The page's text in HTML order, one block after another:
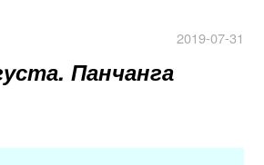
2019-07-31
Панчанга